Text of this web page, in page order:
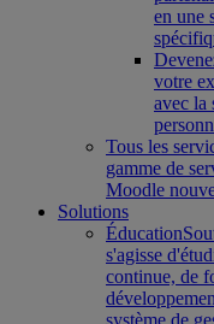
en une
votre
avec la
Tous les
gamme de
Moodle
Solutions
Éducation
s'agisse
continue, de
système de